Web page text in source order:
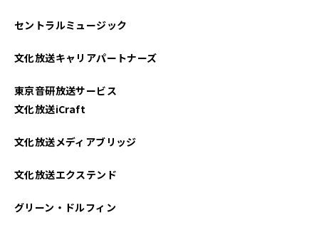
セントラルミュージック
文化放送キャリアパートナーズ
東京音研放送サービス
文化放送iCraft
文化放送メディアブリッジ
文化放送エクステンド
グリーン・ドルフィン